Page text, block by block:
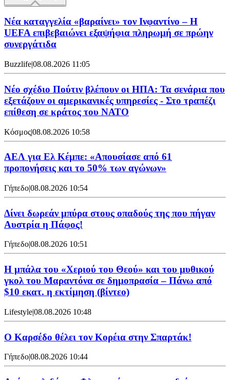
Νέα καταγγελία «βαραίνει» τον Ινφαντίνο – Η
UEFA επιβεβαιώνει εξαψήφια πληρωμή σε πρώην
συνεργάτιδα
Buzzlife|08.08.2026 11:05
Νέο σχέδιο Πούτιν βλέπουν οι ΗΠΑ: Τα σενάρια που
εξετάζουν οι αμερικανικές υπηρεσίες - Στο τραπέζι
επίθεση σε κράτος του ΝΑΤΟ
Κόσμος|08.08.2026 10:58
ΑΕΛ για Ελ Κέμπε: «Απουσίασε από 61
προπονήσεις και το 50% των αγώνων»
Γήπεδο|08.08.2026 10:54
Δίνει δωρεάν μπύρα στους οπαδούς της που πήγαν
Αυστρία η Πάφος!
Γήπεδο|08.08.2026 10:51
Η μπάλα του «Χεριού του Θεού» και του μυθικού
γκολ του Μαραντόνα σε δημοπρασία – Πάνω από
$10 εκατ. η εκτίμηση (βίντεο)
Lifestyle|08.08.2026 10:48
Ο Καρσέδο θέλει τον Κορέια στην Σπαρτάκ!
Γήπεδο|08.08.2026 10:44